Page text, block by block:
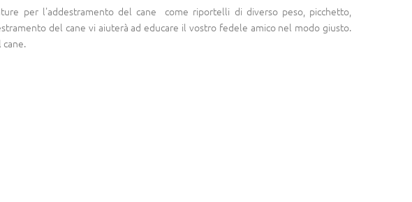
per l'addestramento del cane come riportelli di diverso peso, picchetto,
del cane vi aiuterà ad educare il vostro fedele amico nel modo giusto.